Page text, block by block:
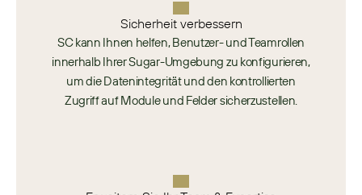
Sicherheit verbessern​
SC kann Ihnen helfen, Benutzer- und Teamrollen
innerhalb Ihrer Sugar-Umgebung zu konfigurieren,
um die Datenintegrität und den kontrollierten
Zugriff auf Module und Felder sicherzustellen.